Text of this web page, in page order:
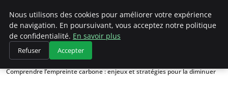
Climategatecountryclub.com
Accueil
Changements climatiques
Comprendre l’empreinte carbone : enjeux et stratégies pour la diminuer
Nous utilisons des cookies pour améliorer votre expérience
de navigation. En poursuivant, vous acceptez notre politique
de confidentialité. En savoir plus
Refuser Accepter